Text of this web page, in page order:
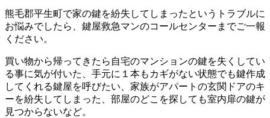
熊毛郡平生町で家の鍵を紛失してしまったというトラブルに
お悩みでしたら、鍵屋救急マンのコールセンターまでご一報
ください。
買い物から帰ってきたら自宅のマンションの鍵を失くしてい
る事に気が付いた、手元に１本もカギがない状態でも鍵作成
してくれる鍵屋を呼びたい、家族がアパートの玄関ドアのキ
ーを紛失してしまった、部屋のどこを探しても室内扉の鍵が
見つからないなど。